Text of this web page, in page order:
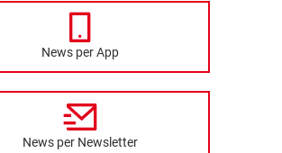
News per App
News per Newsletter